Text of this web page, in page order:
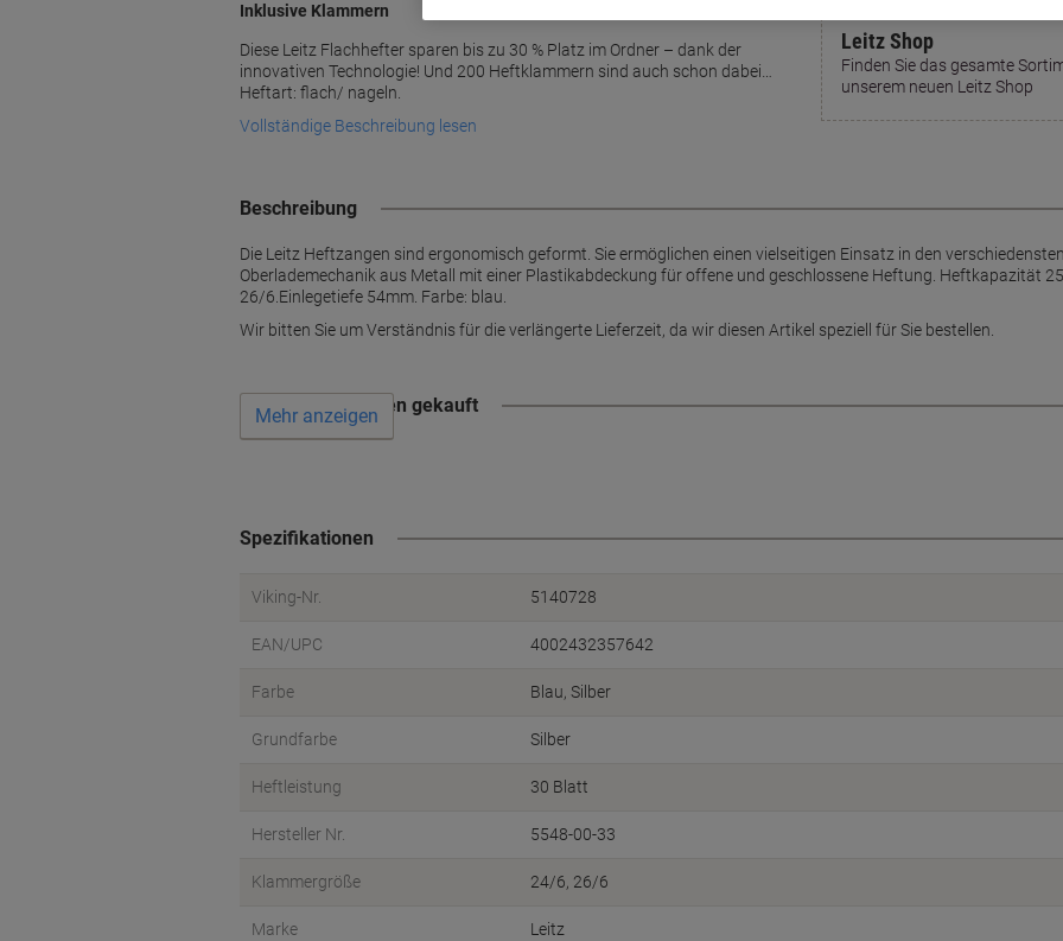
Inklusive Klammern
Diese Leitz Flachhefter sparen bis zu 30 % Platz im Ordner – dank der
innovativen Technologie! Und 200 Heftklammern sind auch schon dabei…
Heftart: flach/ nageln.
Vollständige Beschreibung lesen
Leitz Shop
Finden Sie das gesamte
unserem neuen Leitz Shop
Beschreibung
Die Leitz Heftzangen sind ergonomisch geformt. Sie ermöglichen einen vielseitigen Einsatz in den
Oberlademechanik aus Metall mit einer Plastikabdeckung für offene und geschlossene Heftung. Heftkapazität
26/6.Einlegetiefe 54mm. Farbe: blau.
Wir bitten Sie um Verständnis für die verlängerte Lieferzeit, da wir diesen Artikel speziell für Sie bestellen.
Wird oft zusammen gekauft
Mehr anzeigen
Spezifikationen
Viking-Nr. 5140728
EAN/UPC 4002432357642
Farbe Blau, Silber
Grundfarbe Silber
Heftleistung 30 Blatt
Hersteller Nr. 5548-00-33
Klammergröße 24/6 26/6
Marke Leitz